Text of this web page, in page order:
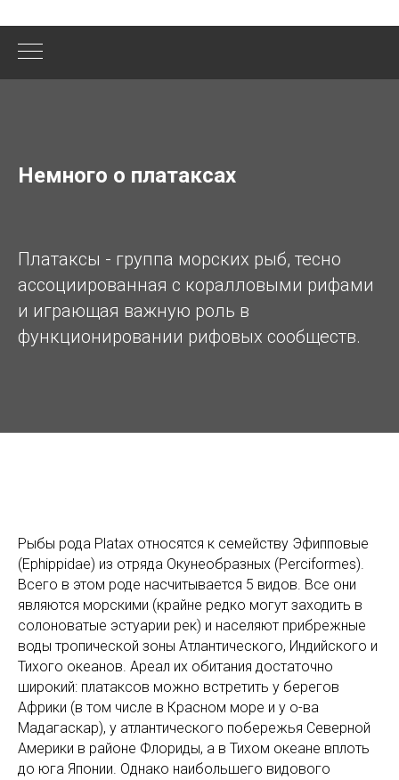
Немного о платаксах
Платаксы - группа морских рыб, тесно
ассоциированная с коралловыми рифами
и играющая важную роль в
функционировании рифовых сообществ.
Рыбы рода Platax относятся к семейству Эфипповые
(Ephippidae) из отряда Окунеобразных (Perciformes).
Всего в этом роде насчитывается 5 видов. Все они
являются морскими (крайне редко могут заходить в
солоноватые эстуарии рек) и населяют прибрежные
воды тропической зоны Атлантического, Индийского и
Тихого океанов. Ареал их обитания достаточно
широкий: платаксов можно встретить у берегов
Африки (в том числе в Красном море и у о-ва
Мадагаскар), у атлантического побережья Северной
Америки в районе Флориды, а в Тихом океане вплоть
до юга Японии. Однако наибольшего видового